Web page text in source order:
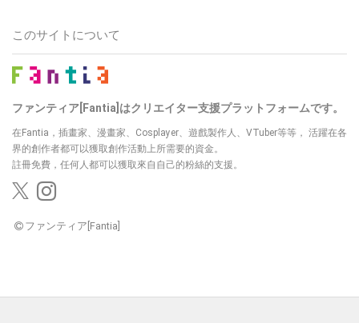
このサイトについて
ファンティア[Fantia]はクリエイター支援プラットフォームです。
在Fantia，插畫家、漫畫家、Cosplayer、遊戲製作人、VTuber等等， 活躍在各
界的創作者都可以獲取創作活動上所需要的資金。
註冊免費，任何人都可以獲取來自自己的粉絲的支援。
ファンティア[Fantia]